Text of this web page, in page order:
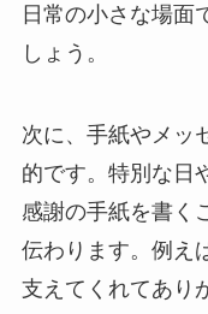
日常の小さな場面
しょう。
次に、手紙やメッ
的です。特別な日
感謝の手紙を書く
伝わります。例え
支えてくれてあり